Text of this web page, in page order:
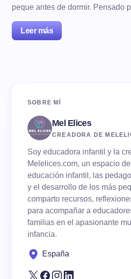
peque antes de dormir. Pensado
Leer más
SOBRE MÍ
Mel Elices
CREADORA DE
Soy educadora infantil y la
Melelices.com, un espacio
educación infantil, las
y el desarrollo de los más
comparto recursos,
para acompañar a
familias en el apasionante
infancia.
España